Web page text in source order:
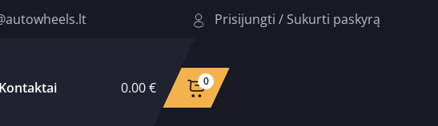
Prisijungti / Sukurti paskyrą
Kontaktai 0.00 € 0